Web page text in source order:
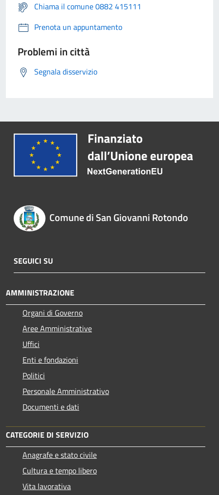
Chiama il comune 0882 415111
Prenota un appuntamento
Problemi in città
Segnala disservizio
Comune di San Giovanni Rotondo
SEGUICI SU
AMMINISTRAZIONE
Organi di Governo
Aree Amministrative
Uffici
Enti e fondazioni
Politici
Personale Amministrativo
Documenti e dati
CATEGORIE DI SERVIZIO
Anagrafe e stato civile
Cultura e tempo libero
Vita lavorativa